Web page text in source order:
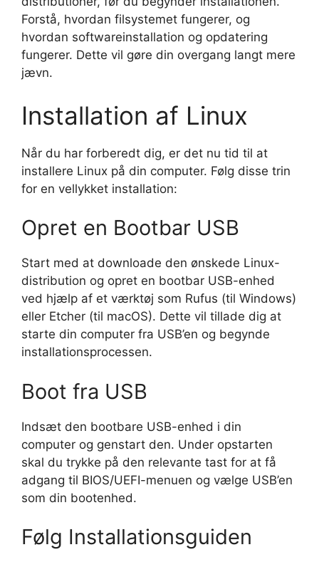
Forstå, hvordan filsystemet fungerer, og
hvordan softwareinstallation og opdatering
fungerer. Dette vil gøre din overgang langt mere
jævn.
Installation af Linux
Når du har forberedt dig, er det nu tid til at
installere Linux på din computer. Følg disse trin
for en vellykket installation:
Opret en Bootbar USB
Start med at downloade den ønskede Linux-
distribution og opret en bootbar USB-enhed
ved hjælp af et værktøj som Rufus (til Windows)
eller Etcher (til macOS). Dette vil tillade dig at
starte din computer fra USB’en og begynde
installationsprocessen.
Boot fra USB
Indsæt den bootbare USB-enhed i din
computer og genstart den. Under opstarten
skal du trykke på den relevante tast for at få
adgang til BIOS/UEFI-menuen og vælge USB’en
som din bootenhed.
Følg Installationsguiden